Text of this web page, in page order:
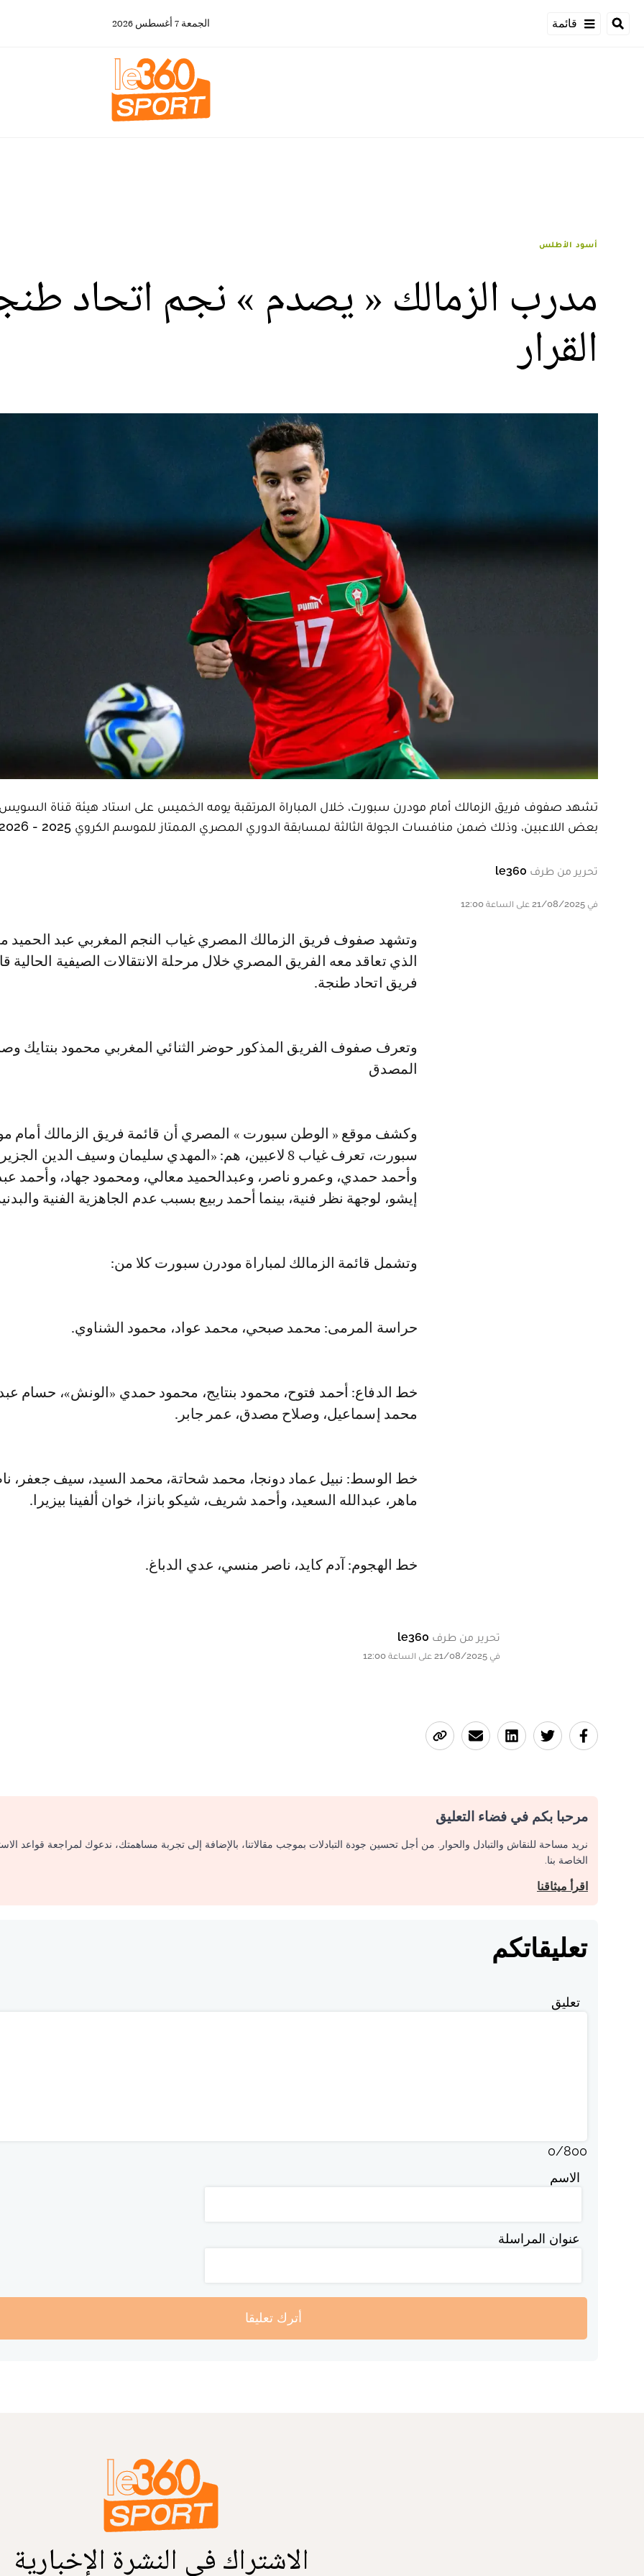
قائمة الجمعة 7 أغسطس 2026
أسود الأطلس
مدرب الزمالك « يصدم » نجم اتحاد
القرار
تشهد صفوف فريق الزمالك أمام مودرن سبورت، خلال المباراة المرتقبة يومه الخميس على استاد هيئة قناة
بعض اللاعبين، وذلك ضمن منافسات الجولة الثالثة لمسابقة الدوري المصري الممتاز للموسم الكروي 2025 - 2026.
تحرير من طرف le360
في 21/08/2025 على الساعة 12:00
وتشهد صفوف فريق الزمالك المصري غياب النجم المغربي عبد الحميد معالي،
الذي تعاقد معه الفريق المصري خلال مرحلة الانتقالات الصيفية الحالية
فريق اتحاد طنجة.
وتعرف صفوف الفريق المذكور حوضر الثنائي المغربي محمود بنتايك
المصدق
وكشف موقع « الوطن سبورت » المصري أن قائمة فريق الزمالك أمام
سبورت، تعرف غياب 8 لاعبين، هم: «المهدي سليمان وسيف الدين
وأحمد حمدي، وعمرو ناصر، وعبدالحميد معالي، ومحمود جهاد، وأحمد
إيشو، لوجهة نظر فنية، بينما أحمد ربيع بسبب عدم الجاهزية الفنية
وتشمل قائمة الزمالك لمباراة مودرن سبورت كلا من:
حراسة المرمى: محمد صبحي، محمد عواد، محمود الشناوي.
خط الدفاع: أحمد فتوح، محمود بنتايج، محمود حمدي «الونش»، حسام
محمد إسماعيل، وصلاح مصدق، عمر جابر.
خط الوسط: نبيل عماد دونجا، محمد شحاتة، محمد السيد، سيف جعفر،
ماهر، عبدالله السعيد، وأحمد شريف، شيكو بانزا، خوان ألفينا بيزيرا.
خط الهجوم: آدم كايد، ناصر منسي، عدي الدباغ.
تحرير من طرف le360
في 21/08/2025 على الساعة 12:00
مرحبا بكم في فضاء التعليق
نريد مساحة للنقاش والتبادل والحوار. من أجل تحسين جودة التبادلات بموجب مقالاتنا، بالإضافة إلى تجربة مساهمتك، ندعوك لمراجعة قواعد
الخاصة بنا.
اقرأ ميثاقنا
تعليقاتكم
تعليق
0/800
الاسم
عنوان المراسلة
أترك تعليقا
الاشتراك في النشرة الإخبارية